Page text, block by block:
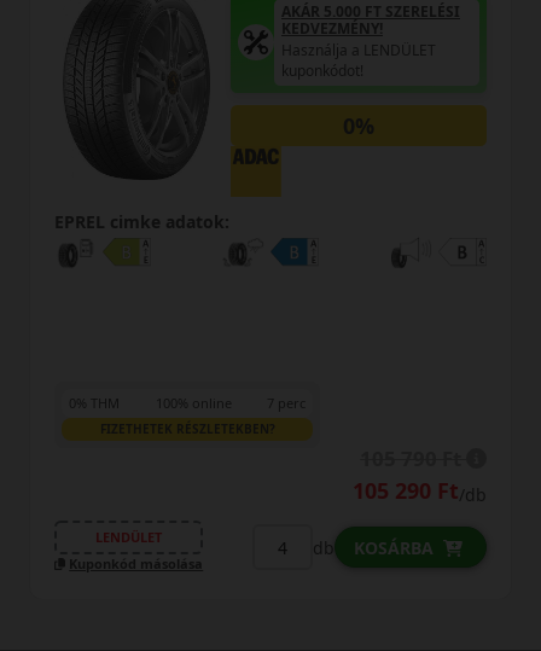
AKÁR 5.000 FT SZERELÉSI
KEDVEZMÉNY!
Használja a LENDÜLET
kuponkódot!
0%
EPREL cimke adatok:
0% THM 100% online 7 perc
FIZETHETEK RÉSZLETEKBEN?
105 290 Ft/db
LENDÜLET
Kuponkód másolása
db KOSÁRBA